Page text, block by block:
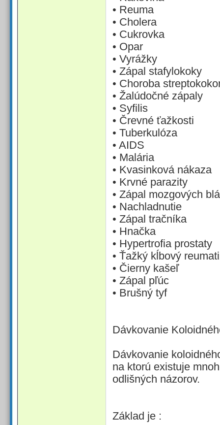
• Reuma
• Cholera
• Cukrovka
• Opar
• Vyrážky
• Zápal stafylokoky
• Choroba
• Žalúdočné zápaly
• Syfilis
• Črevné ťažkosti
• Tuberkulóza
• AIDS
• Malária
• Kvasinková nákaza
• Krvné parazity
• Zápal mozgových
• Nachladnutie
• Zápal tračníka
• Hnačka
• Hypertrofia prostaty
• Ťažký kĺbový
• Čierny kašeľ
• Zápal pľúc
• Brušný tyf
Dávkovanie
Dávkovanie
na ktorú existuje
odlišných názorov.
Základ je :